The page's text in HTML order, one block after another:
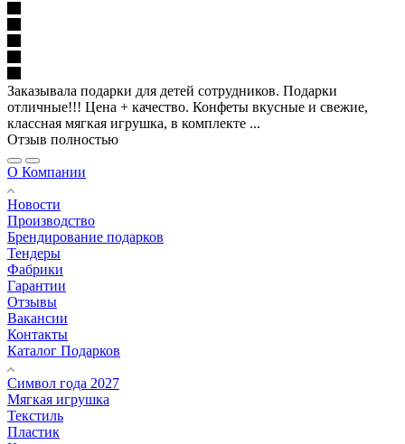
Заказывала подарки для детей сотрудников. Подарки
отличные!!! Цена + качество. Конфеты вкусные и свежие,
классная мягкая игрушка, в комплекте ...
Отзыв полностью
О Компании
Новости
Производство
Брендирование подарков
Тендеры
Фабрики
Гарантии
Отзывы
Вакансии
Контакты
Каталог Подарков
Символ года 2027
Мягкая игрушка
Текстиль
Пластик